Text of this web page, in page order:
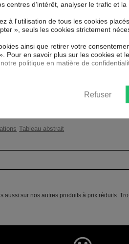
de
Thème
Impression
Tableau abstrait
sur nos autres produits à prix réduits.
centres d’intérêt, analyser le trafic et
à l'utilisation de tous les cookies
», seuls les cookies strictement
ainsi que retirer votre
Pour en savoir plus sur les cookies et
politique en matière de
Refuser